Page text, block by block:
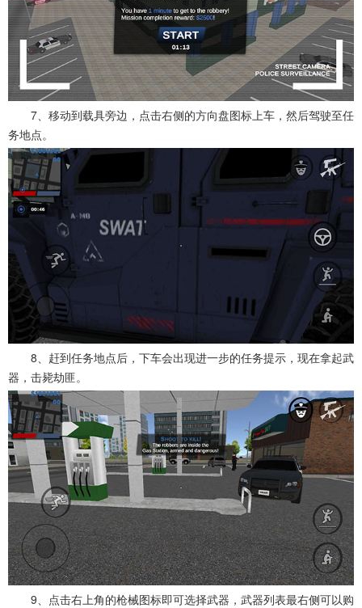
7、移动到载具旁边，点击右侧的方向盘图标上车，然后驾驶至任
务地点。
8、赶到任务地点后，下车会出现进一步的任务提示，现在拿起武
器，击毙劫匪。
9、点击右上角的枪械图标即可选择武器，武器列表最右侧可以购